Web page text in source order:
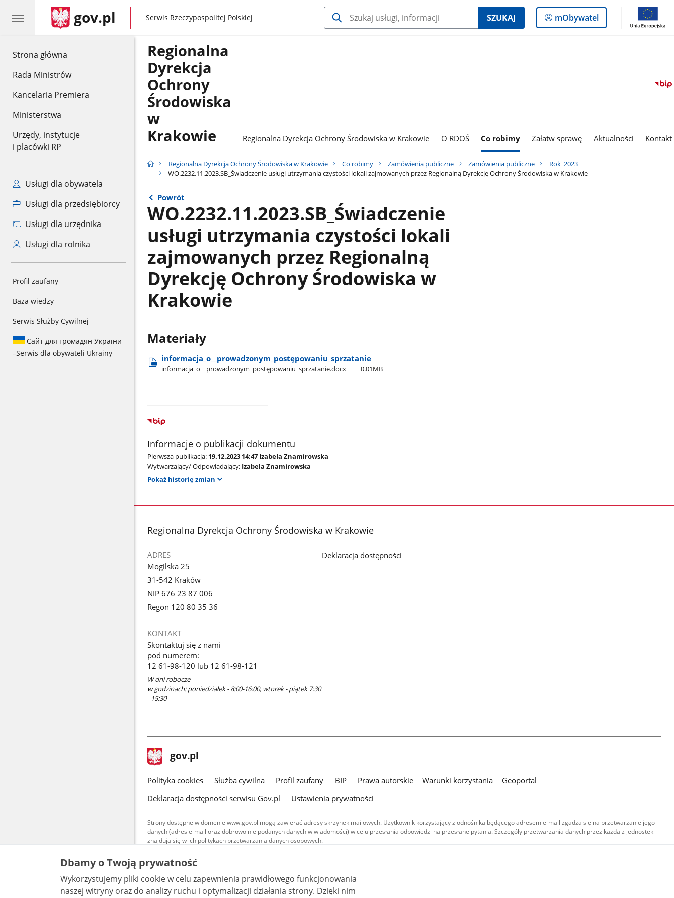
Strona główna
Rada Ministrów
Kancelaria Premiera
Ministerstwa
Urzędy, instytucje
i placówki RP
Usługi dla obywatela
Usługi dla przedsiębiorcy
Usługi dla urzędnika
Usługi dla rolnika
Profil zaufany
Baza wiedzy
Serwis Służby Cywilnej
Сайт для громадян України
–Serwis dla obywateli Ukrainy
gov.pl gov.pl
Serwis Rzeczypospolitej Polskiej SZUKAJ
Logowanie
do
mObywatel
Regionalna
Dyrekcja
Ochrony
Środowiska
w
Krakowie
Regionalna Dyrekcja Ochrony Środowiska w Krakowie O RDOŚ Co robimy Załatw sprawę Aktualności Kontakt
Regionalna Dyrekcja Ochrony Środowiska w Krakowie Co robimy Zamówienia publiczne Zamówienia publiczne
Rok_2023
WO.2232.11.2023.SB_Świadczenie usługi utrzymania czystości lokali zajmowanych przez Regionalną Dyrekcję Ochrony Środowiska w Krakowie
Powrót
WO.2232.11.2023.SB_Świadczenie
usługi utrzymania czystości lokali
zajmowanych przez Regionalną
Dyrekcję Ochrony Środowiska w
Krakowie
Materiały
informacja​_o​_​_prowadzonym​_postępowaniu​_sprzatanie
informacja​_o​_​_prowadzonym​_postępowaniu​_sprzatanie.docx 0.01MB
Informacje o publikacji dokumentu
Pierwsza publikacja: 19.12.2023 14:47 Izabela Znamirowska
Wytwarzający/ Odpowiadający: Izabela Znamirowska
Pokaż historię zmian
stopka
Regionalna Dyrekcja Ochrony Środowiska w Krakowie
ADRES
Mogilska 25
31-542 Kraków
NIP 676 23 87 006
Regon 120 80 35 36
KONTAKT
Skontaktuj się z nami
pod numerem:
12 61-98-120 lub 12 61-98-121
W dni robocze
w godzinach: poniedziałek - 8:00-16:00, wtorek - piątek 7:30
- 15:30
Deklaracja dostępności
stopka
gov.pl Strona
gov.pl
gov.pl
Polityka cookies Służba cywilna Profil zaufany BIP Prawa autorskie Warunki korzystania
Geoportal
Deklaracja dostępności serwisu Gov.pl
Ustawienia prywatności
Strony dostępne w domenie www.gov.pl mogą zawierać adresy skrzynek mailowych. Użytkownik korzystający z odnośnika będącego adresem e-mail zgadza się na przetwarzanie jego
danych (adres e-mail oraz dobrowolnie podanych danych w wiadomości) w celu przesłania odpowiedzi na przesłane pytania. Szczegóły przetwarzania danych przez każdą z jednostek
znajdują się w ich politykach przetwarzania danych osobowych.
Treści tekstowe publikowane w serwisie (z wyłączeniem treści audiowizualnych), są
udostępniane na licencji typu Creative Commons: uznanie autorstwa - na tych samych
warunkach 4.0 (CC BY-SA 4.0). Materiały audiowizualne, w tym zdjęcia, materiały audio i wideo,
są udostępniane na licencji typu Creative Commons: uznanie autorstwa użycie niekomercyjne -
bez utworów zależnych 4.0 (CC BY-NC-ND 4.0), o ile nie jest to stwierdzone inaczej.
Dbamy o Twoją prywatność
Wykorzystujemy pliki cookie w celu zapewnienia prawidłowego funkcjonowania
naszej witryny oraz do analizy ruchu i optymalizacji działania strony. Dzięki nim